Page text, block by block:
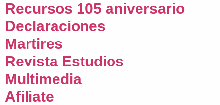
Recursos 105 aniversario
Declaraciones
Martires
Revista Estudios
Multimedia
Afiliate